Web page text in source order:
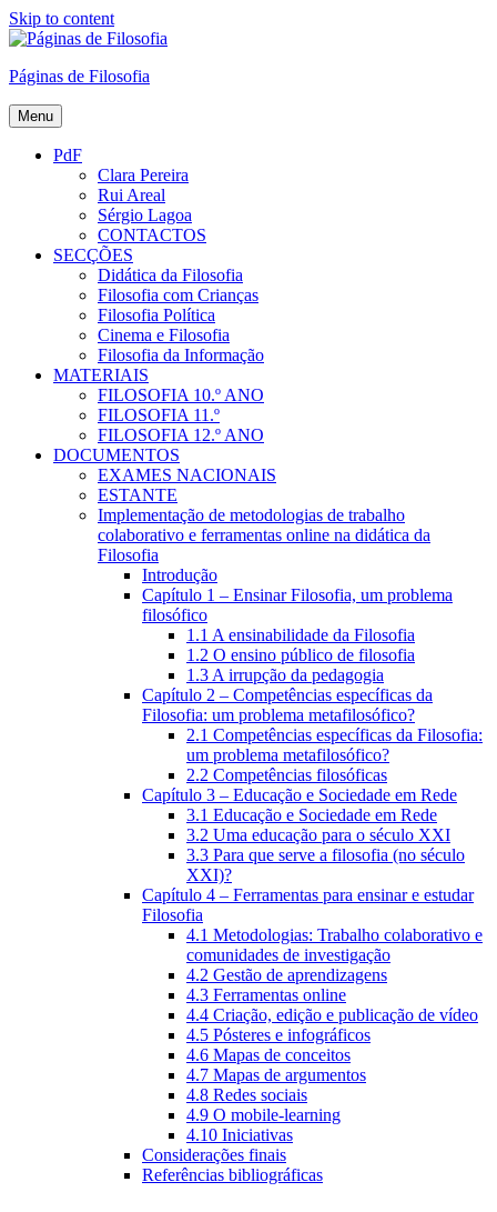
Skip to content
Páginas de Filosofia
Menu
PdF
Clara Pereira
Rui Areal
Sérgio Lagoa
CONTACTOS
SECÇÕES
Didática da Filosofia
Filosofia com Crianças
Filosofia Política
Cinema e Filosofia
Filosofia da Informação
MATERIAIS
FILOSOFIA 10.º ANO
FILOSOFIA 11.º
FILOSOFIA 12.º ANO
DOCUMENTOS
EXAMES NACIONAIS
ESTANTE
Implementação de metodologias de trabalho
colaborativo e ferramentas online na didática da
Filosofia
Introdução
Capítulo 1 – Ensinar Filosofia, um problema
filosófico
1.1 A ensinabilidade da Filosofia
1.2 O ensino público de filosofia
1.3 A irrupção da pedagogia
Capítulo 2 – Competências específicas da
Filosofia: um problema metafilosófico?
2.1 Competências específicas da Filosofia:
um problema metafilosófico?
2.2 Competências filosóficas
Capítulo 3 – Educação e Sociedade em Rede
3.1 Educação e Sociedade em Rede
3.2 Uma educação para o século XXI
3.3 Para que serve a filosofia (no século
XXI)?
Capítulo 4 – Ferramentas para ensinar e estudar
Filosofia
4.1 Metodologias: Trabalho colaborativo e
comunidades de investigação
4.2 Gestão de aprendizagens
4.3 Ferramentas online
4.4 Criação, edição e publicação de vídeo
4.5 Pósteres e infográficos
4.6 Mapas de conceitos
4.7 Mapas de argumentos
4.8 Redes sociais
4.9 O mobile-learning
4.10 Iniciativas
Considerações finais
Referências bibliográficas